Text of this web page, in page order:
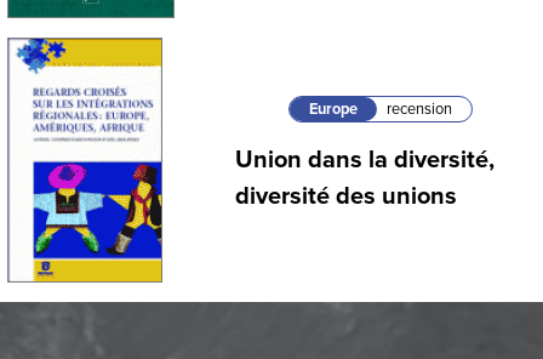
Europe recension
Union dans la diversité,
diversité des unions